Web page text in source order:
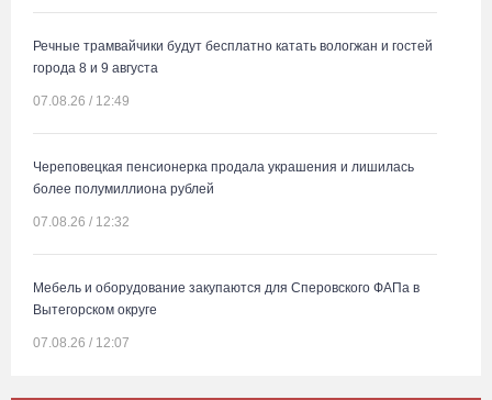
Речные трамвайчики будут бесплатно катать вологжан и гостей
города 8 и 9 августа
07.08.26 / 12:49
Череповецкая пенсионерка продала украшения и лишилась
более полумиллиона рублей
07.08.26 / 12:32
Мебель и оборудование закупаются для Сперовского ФАПа в
Вытегорском округе
07.08.26 / 12:07